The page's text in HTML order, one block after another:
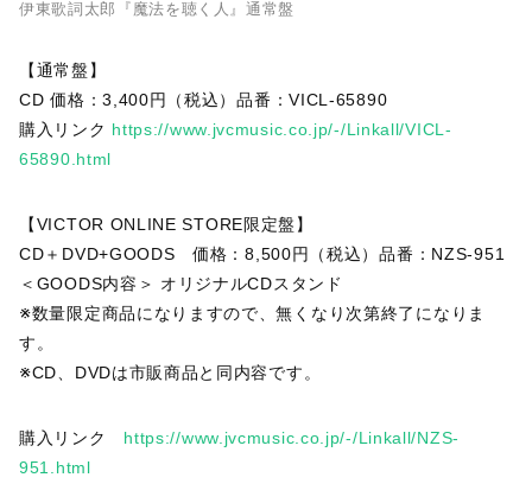
伊東歌詞太郎『魔法を聴く人』通常盤
【通常盤】
CD 価格：3,400円（税込）品番：VICL-65890
購入リンク https://www.jvcmusic.co.jp/-/Linkall/VICL-
65890.html
【VICTOR ONLINE STORE限定盤】
CD＋DVD+GOODS 価格：8,500円（税込）品番：NZS-951
＜GOODS内容＞ オリジナルCDスタンド
※数量限定商品になりますので、無くなり次第終了になりま
す。
※CD、DVDは市販商品と同内容です。
購入リンク https://www.jvcmusic.co.jp/-/Linkall/NZS-
951.html